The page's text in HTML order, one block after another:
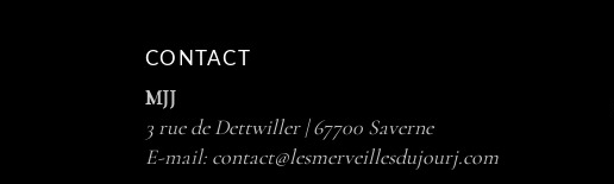
CONTACT
MJJ
3 rue de Dettwiller | 67700 Saverne
E-mail: contact@lesmerveillesdujourj.com